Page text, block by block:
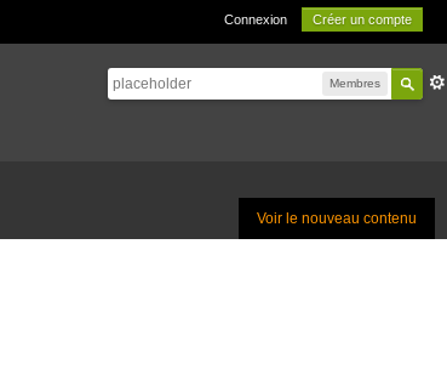
Connexion Créer un compte
Membres
Voir le nouveau contenu